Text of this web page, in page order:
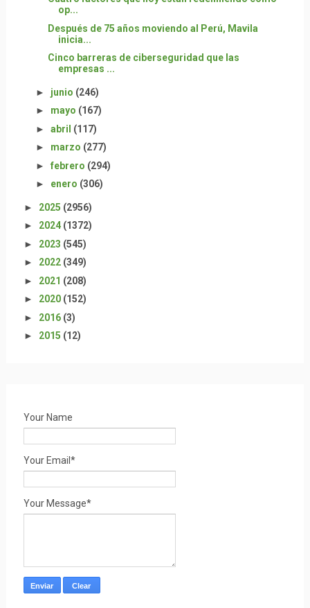
op...
Después de 75 años moviendo al Perú, Mavila
inicia...
Cinco barreras de ciberseguridad que las
empresas ...
► junio (246)
► mayo (167)
► abril (117)
► marzo (277)
► febrero (294)
► enero (306)
► 2025 (2956)
► 2024 (1372)
► 2023 (545)
► 2022 (349)
► 2021 (208)
► 2020 (152)
► 2016 (3)
► 2015 (12)
Your Name
Your Email*
Your Message*